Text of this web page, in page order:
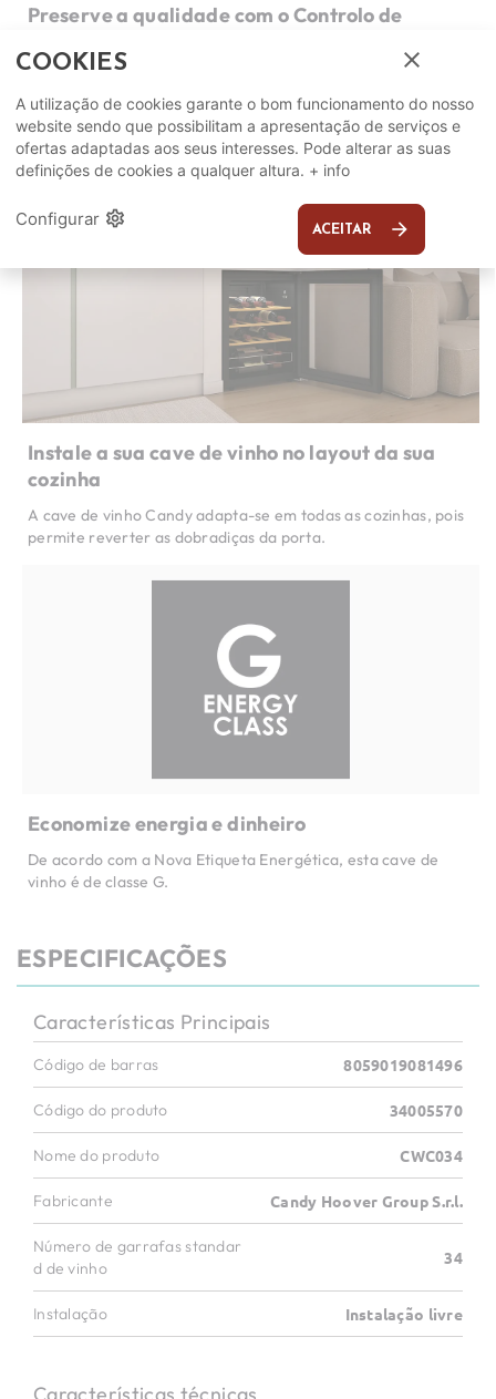
Preserve a qualidade com o Controlo de
preservação do vinho. As caves de vinhos da Candy possuem
uma faixa de humidade entre os 50% e os 80%,
proporcionando o ambiente perfeito para armazenar o seu
vinho e salvaguardar a sua qualidade.
Instale a sua cave de vinho no layout da sua
cozinha
A cave de vinho Candy adapta-se em todas as cozinhas, pois
permite reverter as dobradiças da porta.
Economize energia e dinheiro
De acordo com a Nova Etiqueta Energética, esta cave de
vinho é de classe G.
ESPECIFICAÇÕES
Características Principais
Código de barras 8059019081496
Código do produto 34005570
Nome do produto CWC034
Fabricante Candy Hoover Group S.r.l.
Número de garrafas standar
d de vinho
34
Instalação Instalação livre
COOKIES close
A utilização de cookies garante o bom funcionamento do nosso
website sendo que possibilitam a apresentação de serviços e
ofertas adaptadas aos seus interesses. Pode alterar as suas
definições de cookies a qualquer altura. + info
Configurar settings ACEITAR arrow_forward